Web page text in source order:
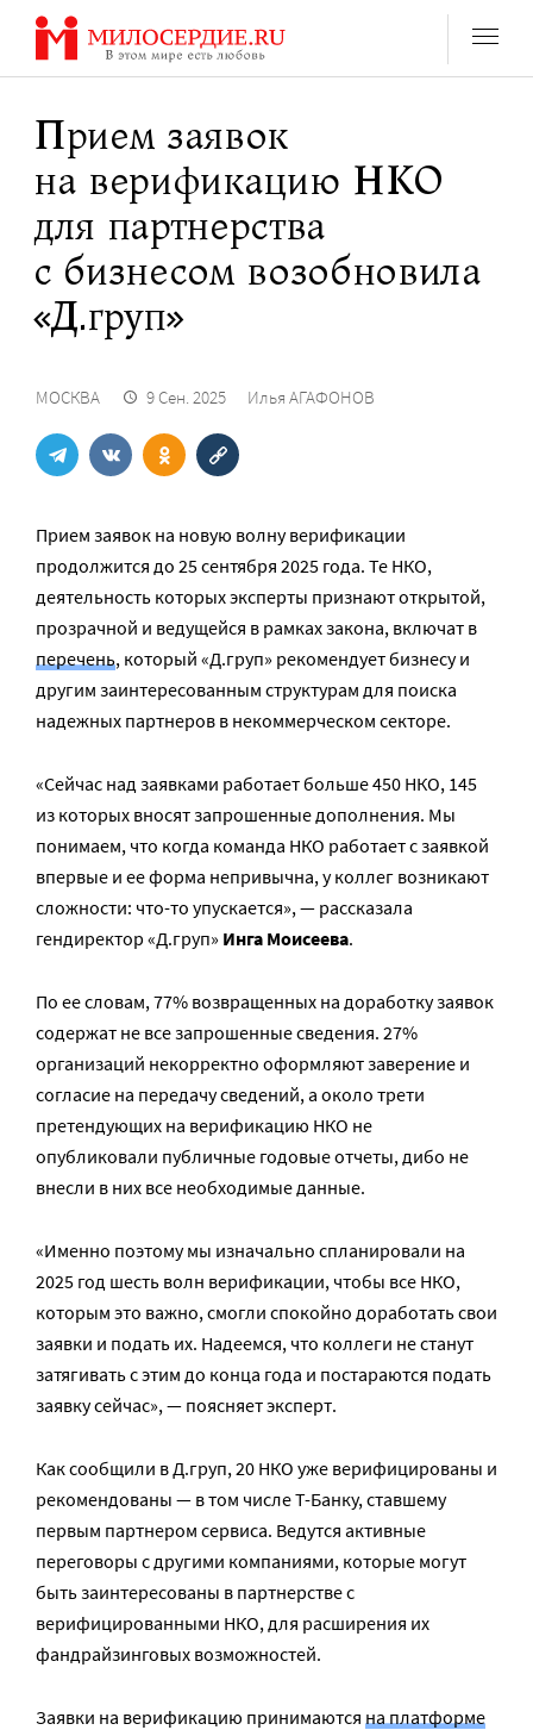
Перейти
содержанию
Прием заявок
на верификацию НКО
для партнерства
с бизнесом возобновила
«Д.груп»
МОСКВА 9 Сен. 2025 Илья АГАФОНОВ
Прием заявок на новую волну верификации
продолжится до 25 сентября 2025 года. Те НКО,
деятельность которых эксперты признают открытой,
прозрачной и ведущейся в рамках закона, включат в
перечень, который «Д.груп» рекомендует бизнесу и
другим заинтересованным структурам для поиска
надежных партнеров в некоммерческом секторе.
«Сейчас над заявками работает больше 450 НКО, 145
из которых вносят запрошенные дополнения. Мы
понимаем, что когда команда НКО работает с заявкой
впервые и ее форма непривычна, у коллег возникают
сложности: что-то упускается», — рассказала
гендиректор «Д.груп» Инга Моисеева.
По ее словам, 77% возвращенных на доработку заявок
содержат не все запрошенные сведения. 27%
организаций некорректно оформляют заверение и
согласие на передачу сведений, а около трети
претендующих на верификацию НКО не
опубликовали публичные годовые отчеты, дибо не
внесли в них все необходимые данные.
«Именно поэтому мы изначально спланировали на
2025 год шесть волн верификации, чтобы все НКО,
которым это важно, смогли спокойно доработать свои
заявки и подать их. Надеемся, что коллеги не станут
затягивать с этим до конца года и постараются подать
заявку сейчас», — поясняет эксперт.
Как сообщили в Д.груп, 20 НКО уже верифицированы и
рекомендованы — в том числе Т-Банку, ставшему
первым партнером сервиса. Ведутся активные
переговоры с другими компаниями, которые могут
быть заинтересованы в партнерстве с
верифицированными НКО, для расширения их
фандрайзинговых возможностей.
Заявки на верификацию принимаются на платформе